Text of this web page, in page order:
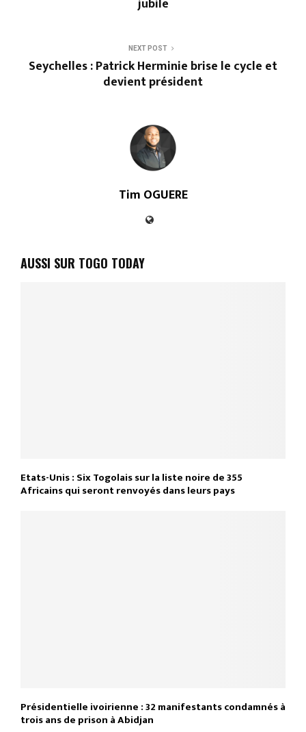
NEXT POST
Seychelles : Patrick Herminie brise le cycle et
devient président
Tim OGUERE
AUSSI SUR TOGO TODAY
Etats-Unis : Six Togolais sur la liste noire de 355
Africains qui seront renvoyés dans leurs pays
Présidentielle ivoirienne : 32 manifestants condamnés à
trois ans de prison à Abidjan